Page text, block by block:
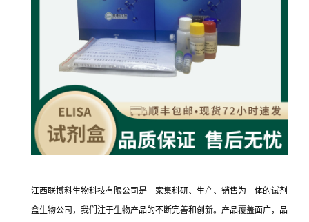
江西联博科生物科技有限公司是一家集科研、生产、销售为一体的试剂
盒生物公司，我们注于生物产品的不断完善和创新。产品覆盖面广，品